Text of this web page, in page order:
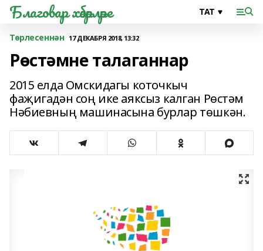
Благовар хәбәрләре
Төрлесеннән 17 ДЕКАБРЯ 2018, 13:32
Рөстәмне талаганнар
2015 елда Омскидагы коточкыч
фаҗигадән соң ике аяксыз калган Рөстәм
Нәбиевның машинасына бурлар төшкән.